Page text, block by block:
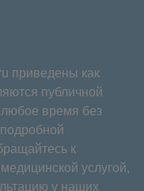
приведены как
публичной
время без
к
услугой,
у наших